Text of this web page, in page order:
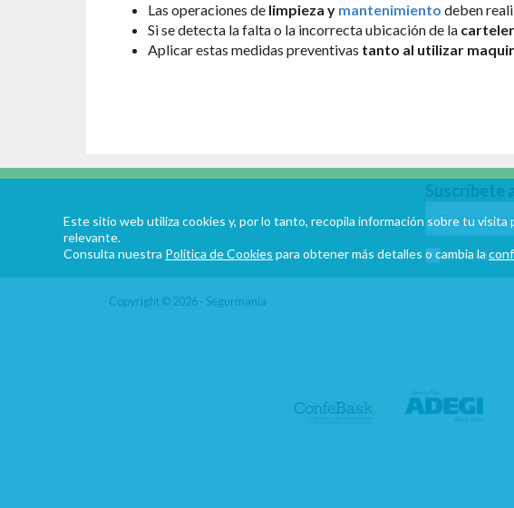
Las operaciones de limpieza y mantenimiento deben
Si se detecta la falta o la incorrecta ubicación de la
Aplicar estas medidas preventivas tanto al utilizar
Suscríbete
He leído y
Copyright © 2026 - Segurmania
Este sitio web utiliza cookies y, por lo tanto, recopila información sobre tu
relevante.
Consulta nuestra Política de Cookies para obtener más detalles o cambia la